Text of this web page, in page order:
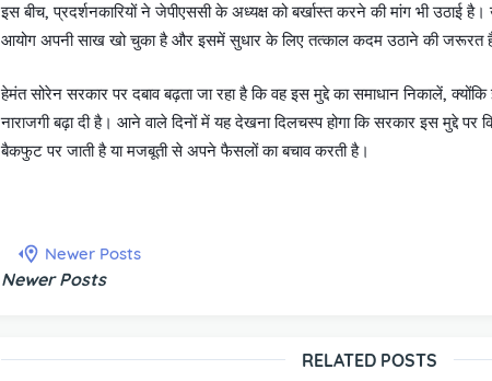
इस बीच, प्रदर्शनकारियों ने जेपीएससी के अध्यक्ष को बर्खास्त करने की मांग भी उठाई है।
आयोग अपनी साख खो चुका है और इसमें सुधार के लिए तत्काल कदम उठाने की जरूरत
हेमंत सोरेन सरकार पर दबाव बढ़ता जा रहा है कि वह इस मुद्दे का समाधान निकालें,
नाराजगी बढ़ा दी है। आने वाले दिनों में यह देखना दिलचस्प होगा कि सरकार इस मुद्दे पर
बैकफुट पर जाती है या मजबूती से अपने फैसलों का बचाव करती है।
Newer Posts
Newer Posts
RELATED POSTS